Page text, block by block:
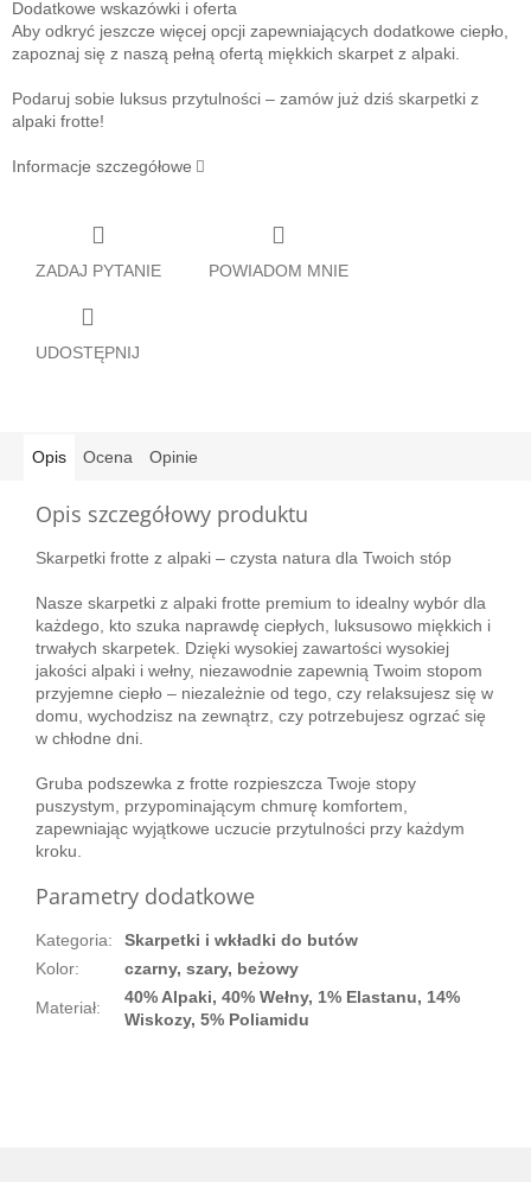
Dodatkowe wskazówki i oferta
Aby odkryć jeszcze więcej opcji zapewniających dodatkowe ciepło,
zapoznaj się z naszą pełną ofertą miękkich skarpet z alpaki.
Podaruj sobie luksus przytulności – zamów już dziś skarpetki z
alpaki frotte!
Informacje szczegółowe
ZADAJ PYTANIE POWIADOM MNIE
UDOSTĘPNIJ
Opis Ocena Opinie
Opis szczegółowy produktu
Skarpetki frotte z alpaki – czysta natura dla Twoich stóp
Nasze skarpetki z alpaki frotte premium to idealny wybór dla
każdego, kto szuka naprawdę ciepłych, luksusowo miękkich i
trwałych skarpetek. Dzięki wysokiej zawartości wysokiej
jakości alpaki i wełny, niezawodnie zapewnią Twoim stopom
przyjemne ciepło – niezależnie od tego, czy relaksujesz się w
domu, wychodzisz na zewnątrz, czy potrzebujesz ogrzać się
w chłodne dni.
Gruba podszewka z frotte rozpieszcza Twoje stopy
puszystym, przypominającym chmurę komfortem,
zapewniając wyjątkowe uczucie przytulności przy każdym
kroku.
Parametry dodatkowe
Kategoria:
Skarpetki i wkładki do butów
Kolor: czarny, szary, beżowy
Materiał:
40% Alpaki, 40% Wełny, 1% Elastanu, 14%
Wiskozy, 5% Poliamidu